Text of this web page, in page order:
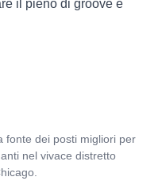
il pieno di groove e
fonte dei posti migliori per
nel vivace distretto